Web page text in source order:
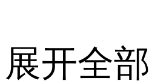
展开全部